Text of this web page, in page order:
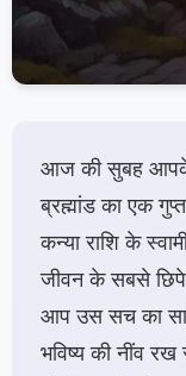
आज की सुबह आपके
ब्रह्मांड का एक
कन्या राशि के
जीवन के सबसे
आप उस सच का
भविष्य की नींव